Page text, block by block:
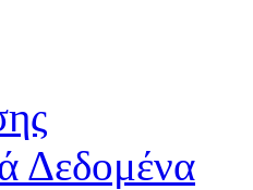
Δεδομένα